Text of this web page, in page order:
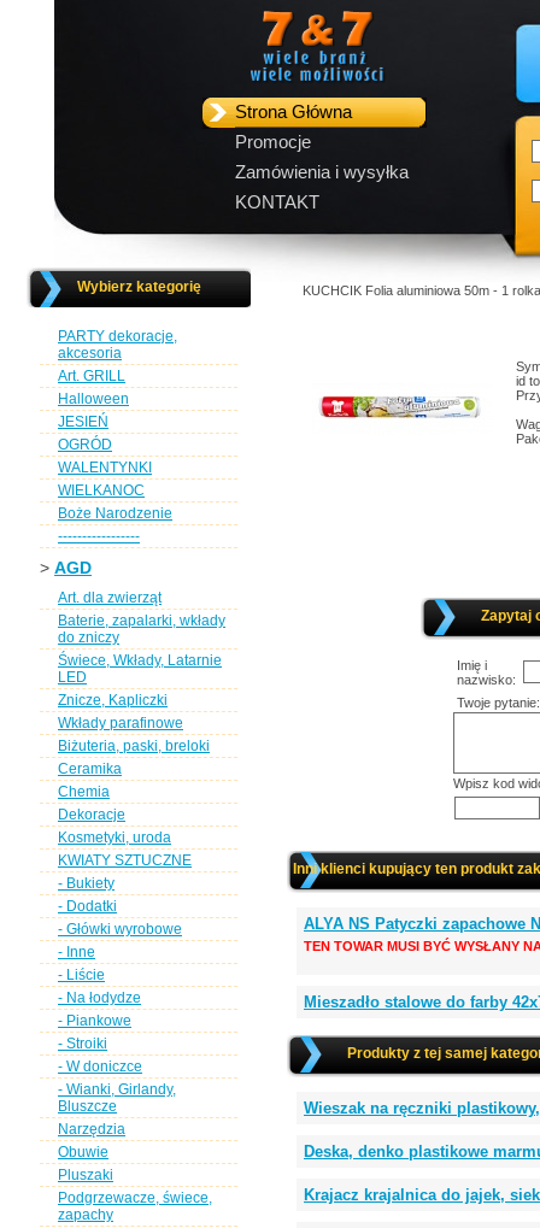
Strona Główna
Promocje
Zamówienia i wysyłka
KONTAKT
Wybierz kategorię
PARTY dekoracje,
akcesoria
Art. GRILL
Halloween
JESIEŃ
OGRÓD
WALENTYNKI
WIELKANOC
Boże Narodzenie
-----------------
> AGD
Art. dla zwierząt
Baterie, zapalarki, wkłady
do zniczy
Świece, Wkłady, Latarnie
LED
Znicze, Kapliczki
Wkłady parafinowe
Biżuteria, paski, breloki
Ceramika
Chemia
Dekoracje
Kosmetyki, uroda
KWIATY SZTUCZNE
- Bukiety
- Dodatki
- Główki wyrobowe
- Inne
- Liście
- Na łodydze
- Piankowe
- Stroiki
- W doniczce
- Wianki, Girlandy,
Bluszcze
Narzędzia
Obuwie
Pluszaki
Podgrzewacze, świece,
zapachy
KUCHCIK Folia aluminiowa 50m - 1 rolka
id
Zapytaj
Imię i
nazwisko:
Twoje pytanie:
Wpisz kod
Inni klienci kupujący ten produkt
ALYA NS Patyczki zapachowe
TEN TOWAR MUSI BYĆ WYSŁANY
Mieszadło stalowe do farby
Produkty z tej samej
Wieszak na ręczniki
Deska, denko plastikowe
Krajacz krajalnica do jajek,